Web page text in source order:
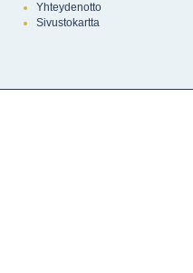
Yhteydenotto
Sivustokartta